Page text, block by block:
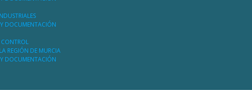
DOCUMENTACIÓN
CONTROL
REGIÓN DE MURCIA
DOCUMENTACIÓN